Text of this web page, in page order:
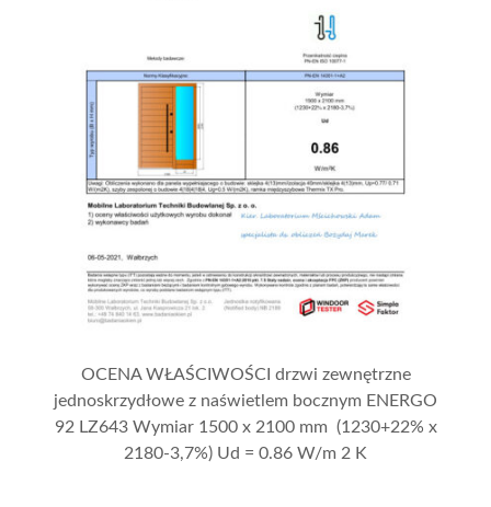
OCENA WŁAŚCIWOŚCI drzwi zewnętrzne
jednoskrzydłowe z naświetlem bocznym ENERGO
92 LZ643 Wymiar 1500 x 2100 mm (1230+22% x
2180-3,7%) Ud = 0.86 W/m 2 K